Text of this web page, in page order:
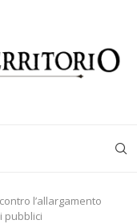
l’allargamento
pubblici